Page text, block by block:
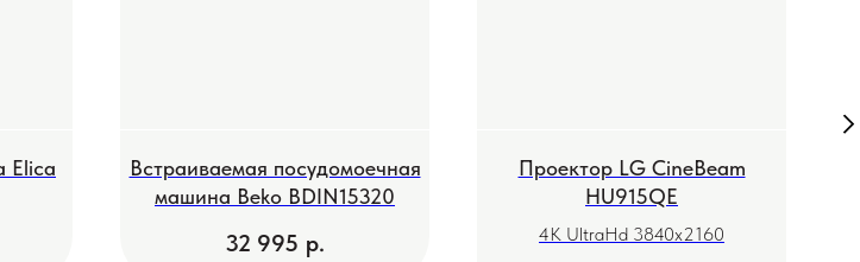
Elica
Встраиваемая посудомоечная
машина Beko BDIN15320
32 995 р.
Проектор LG CineBeam
HU915QE
4K UltraHd 3840х2160